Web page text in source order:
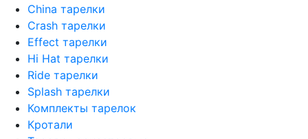
China тарелки
Crash тарелки
Effect тарелки
Hi Hat тарелки
Ride тарелки
Splash тарелки
Комплекты тарелок
Кротали